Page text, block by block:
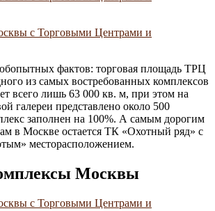
фактов: торговая площадь ТРЦ
из самых востребованных комплексов
всего лишь 63 000 кв. м, при этом на
галереи представлено около 500
заполнен на 100%. А самым дорогим
в Москве остается ТК «Охотный ряд» с
месторасположением.
Москвы